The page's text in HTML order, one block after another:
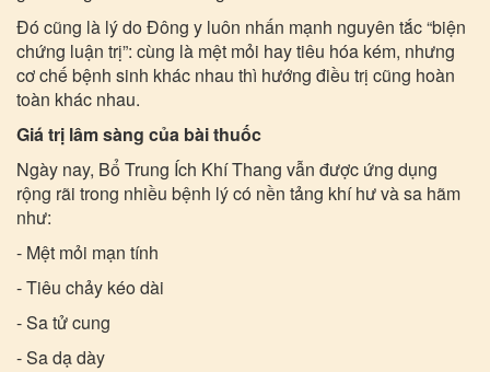
Đó cũng là lý do Đông y luôn nhấn mạnh nguyên tắc “biện
chứng luận trị”: cùng là mệt mỏi hay tiêu hóa kém, nhưng
cơ chế bệnh sinh khác nhau thì hướng điều trị cũng hoàn
toàn khác nhau.
Giá trị lâm sàng của bài thuốc
Ngày nay, Bổ Trung Ích Khí Thang vẫn được ứng dụng
rộng rãi trong nhiều bệnh lý có nền tảng khí hư và sa hãm
như:
- Mệt mỏi mạn tính
- Tiêu chảy kéo dài
- Sa tử cung
- Sa dạ dày